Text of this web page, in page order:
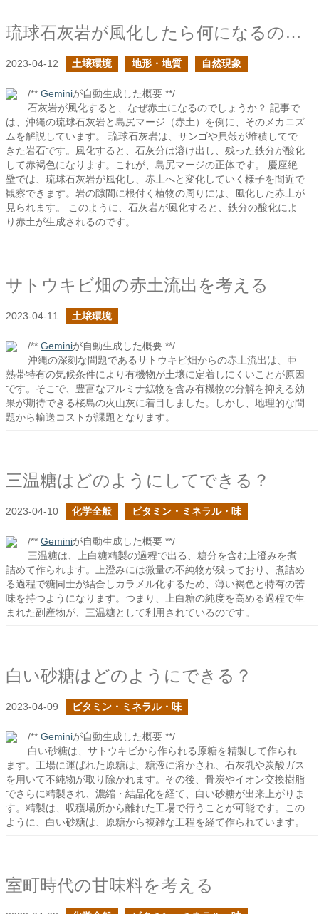
琉球石灰岩が風化したら何になるのか？
2023-04-12 土壌環境 地形・地質 自然現象
/** Geminiが自動生成した概要 **/
石灰岩が風化すると、なぜ赤土になるのでしょうか？ 記事で
は、沖縄の琉球石灰岩と島尻マージ（赤土）を例に、そのメカニズ
ムを解説しています。 琉球石灰岩は、サンゴや貝殻が堆積してで
きた岩石です。風化すると、石灰分は溶け出し、残った鉄分が酸化
して赤褐色になります。これが、島尻マージの正体です。 慶座絶
壁では、琉球石灰岩が風化し、赤土へと変化していく様子を間近で
観察できます。岩の隙間に根付く植物の周りには、風化した赤土が
見られます。 このように、石灰岩が風化すると、鉄分の酸化によ
り赤土が生成されるのです。
サトウキビ畑の赤土流出を考える
2023-04-11 土壌環境
/** Geminiが自動生成した概要 **/
沖縄の深刻な問題であるサトウキビ畑からの赤土流出は、亜
熱帯特有の気候条件により有機物が土壌に定着しにくいことが原因
です。そこで、豊富なアルミナ鉱物を含み有機物の分解を抑える効
果が期待できる桜島の火山灰に着目しました。しかし、地理的な問
題から輸送コストが課題となります。
三温糖はどのようにしてできる？
2023-04-10 化学全般 ビタミン・ミネラル・味
/** Geminiが自動生成した概要 **/
三温糖は、上白糖精製の過程で出る、糖分を含む上澄みを煮
詰めて作られます。上澄みには微量の不純物が残っており、煮詰め
る過程で糖同士が結合しカラメル化するため、薄い褐色と特有の苦
味を持つようになります。つまり、上白糖の純度を高める過程で生
まれた副産物が、三温糖として利用されているのです。
白い砂糖はどのようにできる？
2023-04-09 ビタミン・ミネラル・味
/** Geminiが自動生成した概要 **/
白い砂糖は、サトウキビから作られる原糖を精製して作られ
ます。工場に運ばれた原糖は、糖液に溶かされ、石灰乳や炭酸ガス
を用いて不純物が取り除かれます。その後、骨炭やイオン交換樹脂
でさらに精製され、濃縮・結晶化を経て、白い砂糖が出来上がりま
す。精製は、収穫場所から離れた工場で行うことが可能です。この
ように、白い砂糖は、原糖から複雑な工程を経て作られています。
室町時代の甘味料を考える